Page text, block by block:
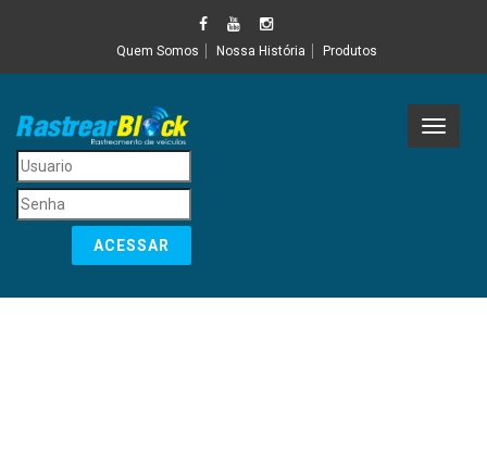
Quem Somos Nossa História Produtos
Toggle